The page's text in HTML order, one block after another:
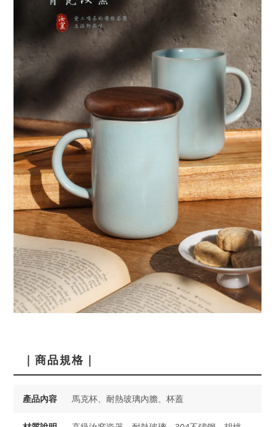
｜商品規格｜
產品內容 馬克杯、耐熱玻璃內膽、杯蓋